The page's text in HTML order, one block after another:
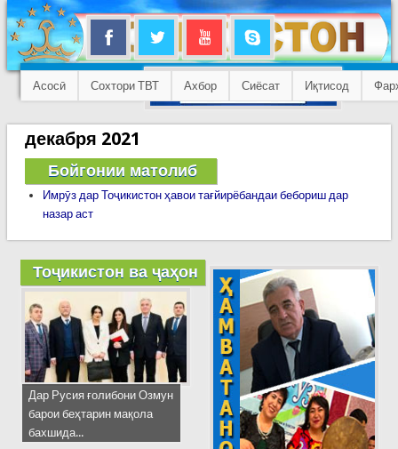
Асосӣ Сохтори ТВТ Ахбор Сиёсат Иқтисод
декабря 2021
Бойгонии матолиб
Имрӯз дар Тоҷикистон ҳавои тағйирёбандаи бебориш дар
назар аст
Тоҷикистон ва ҷаҳон
Дар Русия ғолибони Озмун
барои беҳтарин мақола
бахшида...